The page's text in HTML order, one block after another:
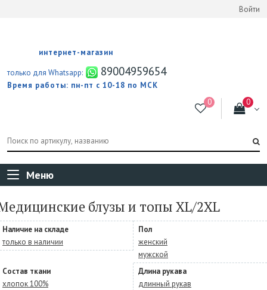
Войти
интернет-магазин
только для Whatsapp:
89004959654
Время работы: пн-пт с 10-18 по МСК
Меню
блузы и топы XL/2XL
Наличие на складе
только в наличии
Пол
женский
мужской
Состав ткани
хлопок 100%
Длина рукава
длинный рукав